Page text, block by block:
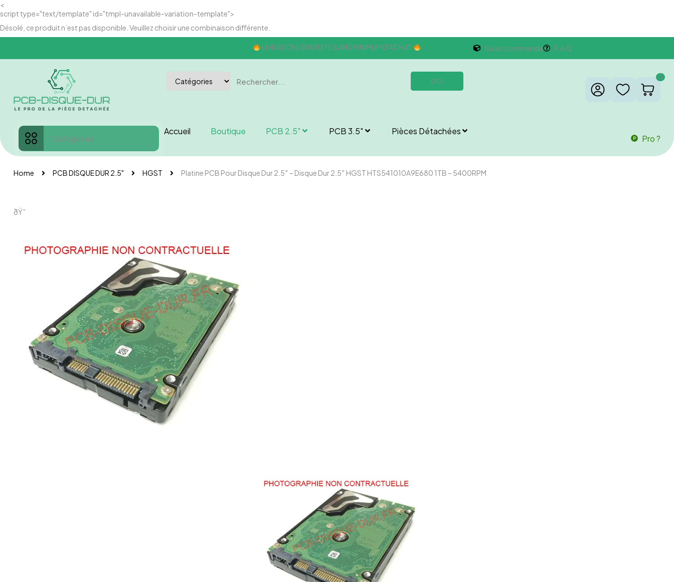
<
script type="text/template" id="tmpl-unavailable-variation-template">
Désolé, ce produit n’est pas disponible. Veuillez choisir une combinaison différente.
LIVRAISON GRATUITE SANS MINIMUM D'ACHAT Suivis commande F.A.Q
GO! 0
Catégories
Accueil Boutique PCB 2.5″ PCB 3.5″ Pièces Détachées
Pro ?
Home PCB DISQUE DUR 2.5" HGST Platine PCB Pour Disque Dur 2.5″ – Disque Dur 2.5″ HGST HTS541010A9E680 1TB – 5400RPM
ðŸ”